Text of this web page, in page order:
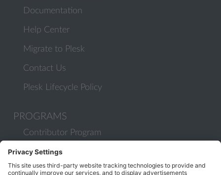
Documentation
Help Center
Migrate to Plesk
Contact Us
Plesk Lifecycle Policy
PROGRAMS
Contributor Program
Partner Program